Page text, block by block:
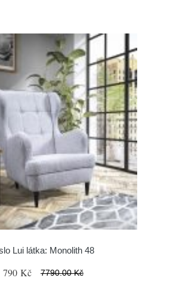
Lui látka: Monolith 48
790 Kč 7790.00 Kč